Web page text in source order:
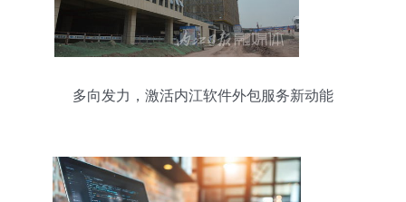
多向发力，激活内江软件外包服务新动能